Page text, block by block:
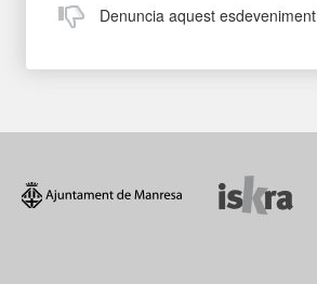
Denuncia aquest esdeveniment